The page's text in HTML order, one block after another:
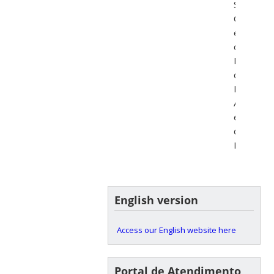
Santa
Catarina
e
dos
do
Meio
Ambiente
e
da
English version
Access our English website here
Portal de Atendimento